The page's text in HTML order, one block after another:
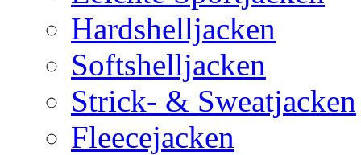
Hardshelljacken
Softshelljacken
Strick- & Sweatjacken
Fleecejacken